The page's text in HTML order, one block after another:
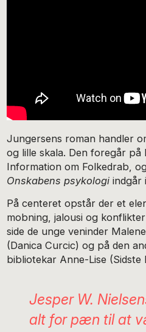
Jungersens roman handler
og lille skala. Den foregår på
Information om Folkedrab,
Onskabens psykologiindgår
På centeret opstår der et
mobning, jalousi og
side de unge veninder
(Danica Curcic) og på den
bibliotekar Anne-Lise (Sidste
Jesper W.
alt for pæn til at